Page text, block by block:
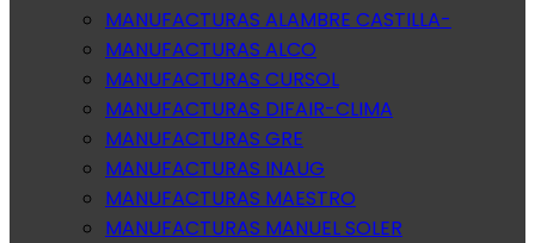
MANUFACTURAS ALAMBRE CASTILLA-
MANUFACTURAS ALCO
MANUFACTURAS CURSOL
MANUFACTURAS DIFAIR-CLIMA
MANUFACTURAS GRE
MANUFACTURAS INAUG
MANUFACTURAS MAESTRO
MANUFACTURAS MANUEL SOLER